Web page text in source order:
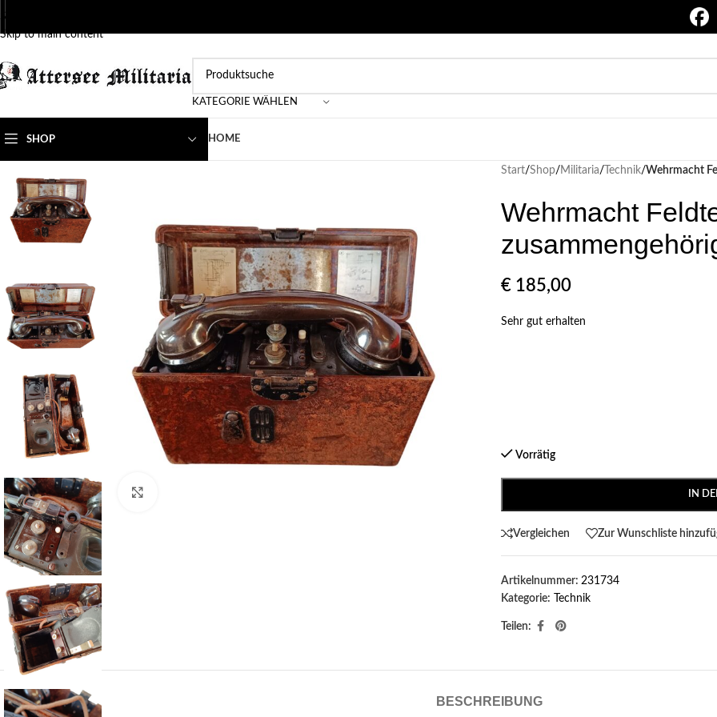
Skip to navigation
Skip to main content
KATEGORIE WÄHLEN
SHOP HOME
Start/Shop/ Militaria/ Technik/Wehrmacht
Wehrmacht
€185,00
Sehr gut erhalten
Vorrätig
IN
Vergleichen Zur Wunschliste
Artikelnummer: 231734
Kategorie:
Technik
Teilen:
BESCHREIBUNG